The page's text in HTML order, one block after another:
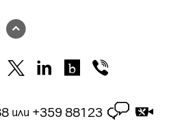
или +359 88123